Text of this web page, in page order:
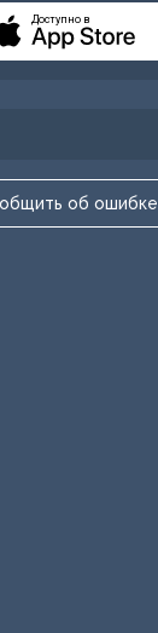
об ошибке
Доступно в